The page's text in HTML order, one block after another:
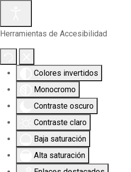
Herramientas de Accesibilidad
Colores invertidos
Monocromo
Contraste oscuro
Contraste claro
Baja saturación
Alta saturación